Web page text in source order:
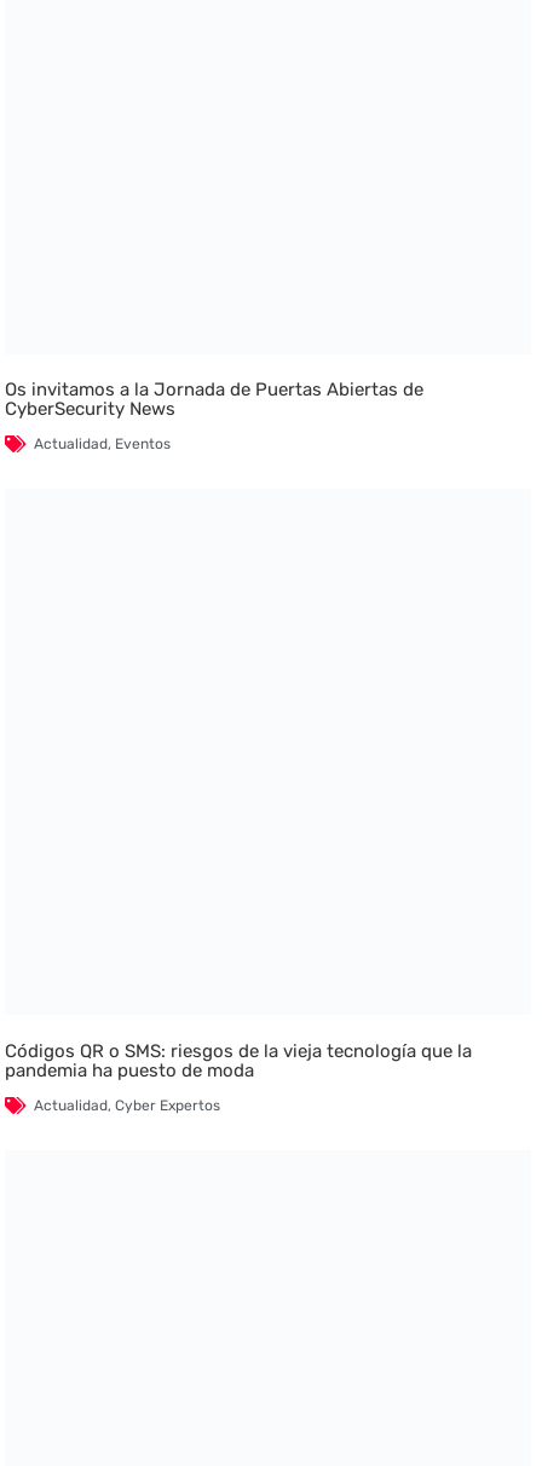
Os invitamos a la Jornada de Puertas Abiertas de
CyberSecurity News
Actualidad, Eventos
Códigos QR o SMS: riesgos de la vieja tecnología que la
pandemia ha puesto de moda
Actualidad,Cyber Expertos